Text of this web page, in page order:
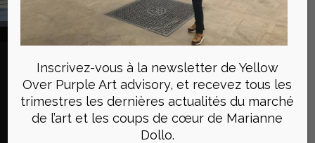
Fondation Norval, Cape Town
Collectionner est un art qui
requiert une grande expertise
Yellow Over Purple Art advisory s’adresse aux
amateurs d’art, novices ou chevronnés, qui
Inscrivez-vous à la newsletter de Yellow
Over Purple Art advisory, et recevez tous les
trimestres les dernières actualités du marché
de l’art et les coups de cœur de Marianne
Dollo.